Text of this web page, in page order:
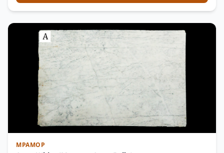
МРАМОР